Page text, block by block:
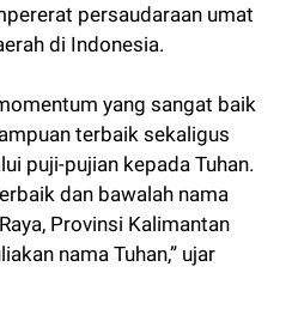
persaudaraan umat
di Indonesia.
yang sangat baik
terbaik sekaligus
puji-pujian kepada Tuhan.
dan bawalah nama
Provinsi Kalimantan
nama Tuhan,” ujar